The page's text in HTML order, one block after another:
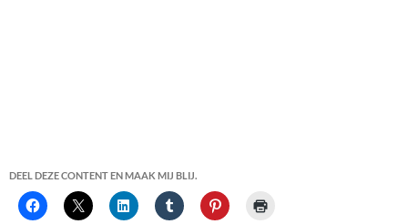
DEEL DEZE CONTENT EN MAAK MIJ BLIJ.